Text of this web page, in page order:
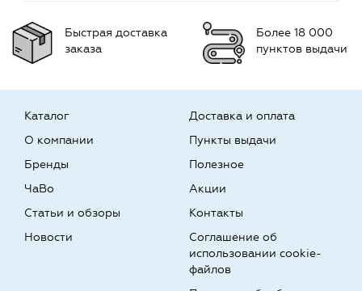
Быстрая доставка
заказа
Более 18 000
пунктов выдачи
Каталог
О компании
Бренды
Доставка и оплата
Пункты выдачи
Полезное
ЧаВо
Статьи и обзоры
Новости
Акции
Контакты
Соглашение об
использовании cookie-
файлов